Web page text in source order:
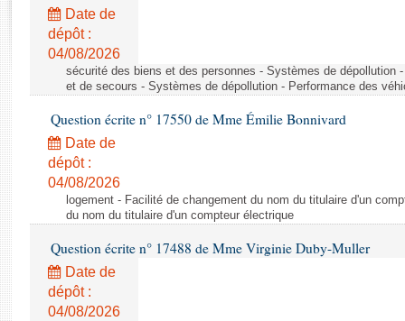
Rapports législatifs
Rapports sur l'application des lois
Baromètre de l’application des lois
Dossiers législatifs
Budget et sécurité sociale
Questions écrites et orales
Comptes rendus des débats
Date de
dépôt :
04/08/2026
sécurité des biens et des personnes - Systèmes de dépollution
et de secours - Systèmes de dépollution - Performance des
Question écrite n° 17550 de Mme Émilie Bonnivard
Date de
dépôt :
04/08/2026
logement - Facilité de changement du nom du titulaire d'un
du nom du titulaire d'un compteur électrique
Question écrite n° 17488 de Mme Virginie Duby-Muller
Date de
dépôt :
04/08/2026